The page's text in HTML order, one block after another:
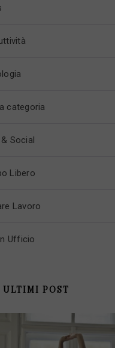
categoria
Social
Libero
Lavoro
Ufficio
ULTIMI POST